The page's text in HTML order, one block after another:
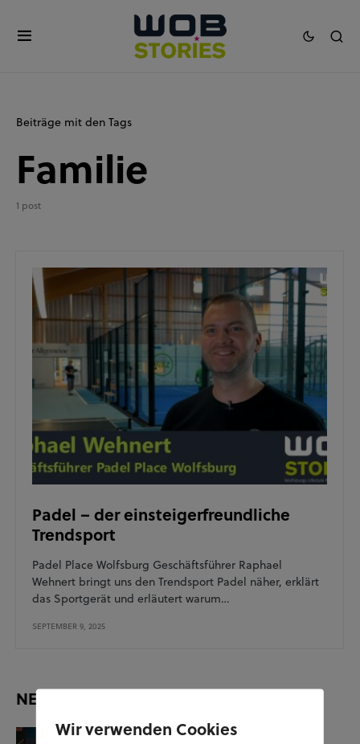
Beiträge mit den Tags
Familie
1 post
Padel – der einsteigerfreundliche
Trendsport
Padel Place Wolfsburg Geschäftsführer Raphael
Wehnert bringt uns den Trendsport Padel näher, erklärt
das Sportgerät und erläutert warum…
SEPTEMBER 9, 2025
NEUESTE BEITRÄGE
KUNST UND KULTUR SOZIALES
Wir verwenden Cookies